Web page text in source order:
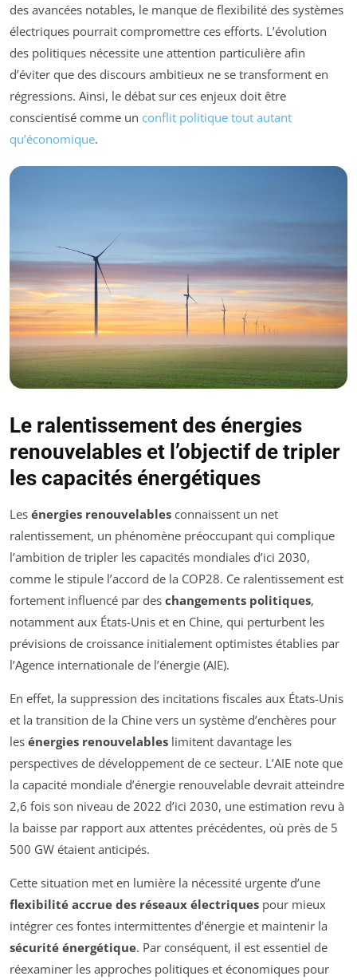
des avancées notables, le manque de flexibilité des systèmes
électriques pourrait compromettre ces efforts. L’évolution
des politiques nécessite une attention particulière afin
d’éviter que des discours ambitieux ne se transforment en
régressions. Ainsi, le débat sur ces enjeux doit être
conscientisé comme un conflit politique tout autant
qu’économique.
Le ralentissement des énergies
renouvelables et l’objectif de tripler
les capacités énergétiques
Les énergies renouvelables connaissent un net
ralentissement, un phénomène préoccupant qui complique
l’ambition de tripler les capacités mondiales d’ici 2030,
comme le stipule l’accord de la COP28. Ce ralentissement est
fortement influencé par des changements politiques,
notamment aux États-Unis et en Chine, qui perturbent les
prévisions de croissance initialement optimistes établies par
l’Agence internationale de l’énergie (AIE).
En effet, la suppression des incitations fiscales aux États-Unis
et la transition de la Chine vers un système d’enchères pour
les énergies renouvelables limitent davantage les
perspectives de développement de ce secteur. L’AIE note que
la capacité mondiale d’énergie renouvelable devrait atteindre
2,6 fois son niveau de 2022 d’ici 2030, une estimation revu à
la baisse par rapport aux attentes précédentes, où près de 5
500 GW étaient anticipés.
Cette situation met en lumière la nécessité urgente d’une
flexibilité accrue des réseaux électriques pour mieux
intégrer ces fontes intermittentes d’énergie et maintenir la
sécurité énergétique. Par conséquent, il est essentiel de
réexaminer les approches politiques et économiques pour